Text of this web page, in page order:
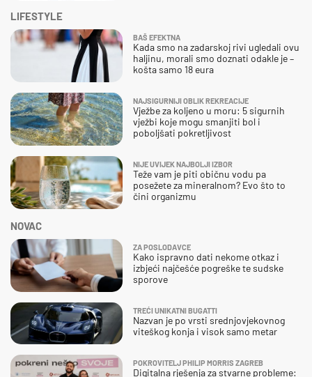
NOVAC
ZA POSLODAVCE
Kako ispravno dati nekome otkaz i
izbjeći najčešće pogreške te sudske
sporove
TREĆI UNIKATNI BUGATTI
Nazvan je po vrsti srednjovjekovnog
viteškog konja i visok samo metar
POKROVITELJ PHILIP MORRIS ZAGREB
Digitalna rješenja za stvarne probleme:
LIFESTYLE
BAŠ EFEKTNA
Kada smo na zadarskoj rivi ugledali ovu
haljinu, morali smo doznati odakle je –
košta samo 18 eura
NAJSIGURNIJI OBLIK REKREACIJE
Vježbe za koljeno u moru: 5 sigurnih
vježbi koje mogu smanjiti bol i
poboljšati pokretljivost
NIJE UVIJEK NAJBOLJI IZBOR
Teže vam je piti običnu vodu pa
posežete za mineralnom? Evo što to
čini organizmu